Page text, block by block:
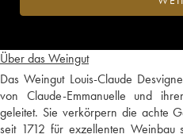
Über das Weingut
Das Weingut Louis-Claude
von Claude-Emmanuelle und
geleitet. Sie verkörpern die achte
seit 1712 für exzellenten Weinbau